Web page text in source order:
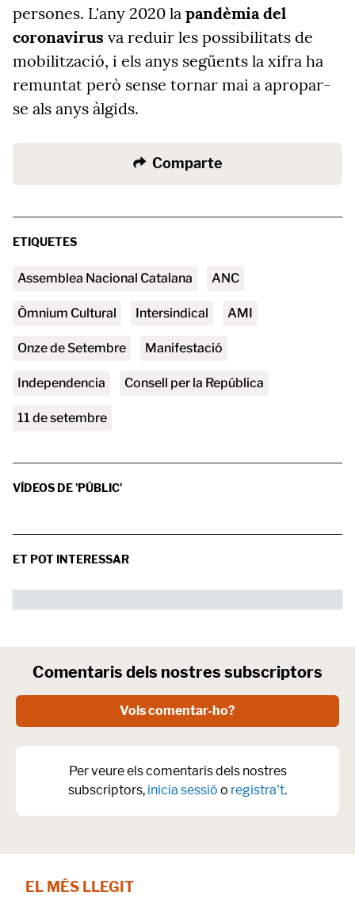
persones. L'any 2020 la pandèmia del
coronavirus va reduir les possibilitats de
mobilització, i els anys següents la xifra ha
remuntat però sense tornar mai a apropar-
se als anys àlgids.
Comparte
ETIQUETES
Assemblea Nacional Catalana ANC
Òmnium Cultural intersindical AMI
Onze de Setembre manifestació
independencia Consell per la República
11 de setembre
VÍDEOS DE 'PÚBLIC'
ET POT INTERESSAR
Comentaris dels nostres subscriptors
Vols comentar-ho?
Per veure els comentaris dels nostres
subscriptors, inicia sessió o registra't.
EL MÉS LLEGIT